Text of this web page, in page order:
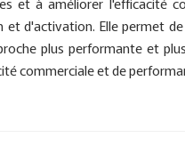
d'activation. Elle permet
plus performante et
commerciale et de